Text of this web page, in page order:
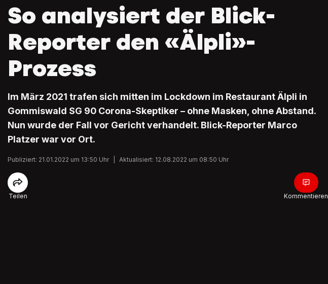
So analysiert der Blick-
Reporter den «Älpli»-
Prozess
Im März 2021 trafen sich mitten im Lockdown im Restaurant Älpli in
Gommiswald SG 90 Corona-Skeptiker – ohne Masken, ohne Abstand.
Nun wurde der Fall vor Gericht verhandelt. Blick-Reporter Marco
Platzer war vor Ort.
Publiziert: 21.01.2022 um 13:50 Uhr Aktualisiert: 12.08.2022 um 08:50 Uhr
Teilen Kommentieren